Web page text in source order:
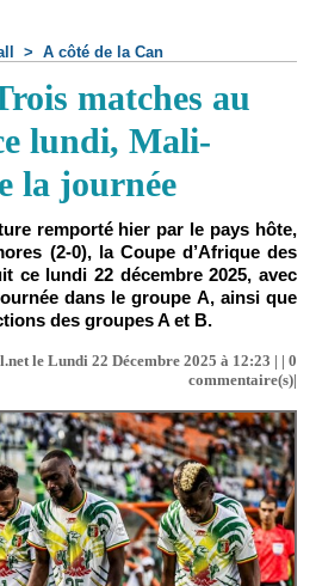
> A côté de la Can
matches au
lundi, Mali-
la journée
remporté hier par le pays hôte,
(2-0), la Coupe d’Afrique des
ce lundi 22 décembre 2025, avec
dans le groupe A, ainsi que
des groupes A et B.
le Lundi 22 Décembre 2025 à 12:23 | | 0
commentaire(s)|